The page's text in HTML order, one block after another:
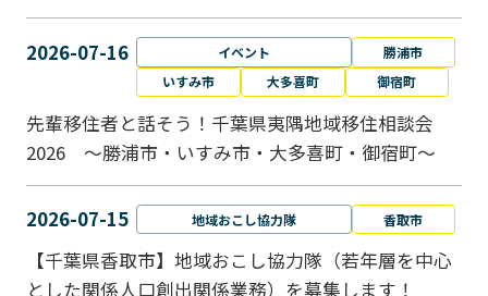
2026-07-16 イベント
勝浦市
いすみ市
大多喜町 御宿町
先輩移住者と話そう！千葉県夷隅地域移住相談会
2026 ～勝浦市・いすみ市・大多喜町・御宿町～
2026-07-15 地域おこし協力隊 香取市
【千葉県香取市】地域おこし協力隊（若年層を中心
とした関係人口創出関係業務）を募集します！